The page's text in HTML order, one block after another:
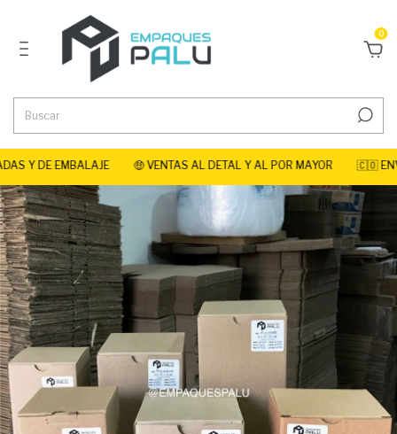
0
Y DE EMBALAJE 🤑 VENTAS AL DETAL Y AL POR MAYOR 🇨🇴